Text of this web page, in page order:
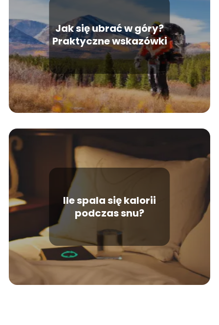
Jak się ubrać w góry?
Praktyczne wskazówki
Ile spala się kalorii
podczas snu?